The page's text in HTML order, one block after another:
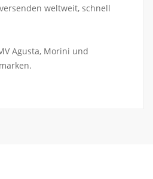
weltweit, schnell
Agusta, Morini und